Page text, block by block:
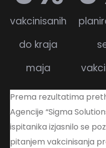
vakcinisanih
do kraja
maja
Prema rezultatima
Agencije “Sigma
ispitanika izjasnilo se
pitanjem vakcinisanja